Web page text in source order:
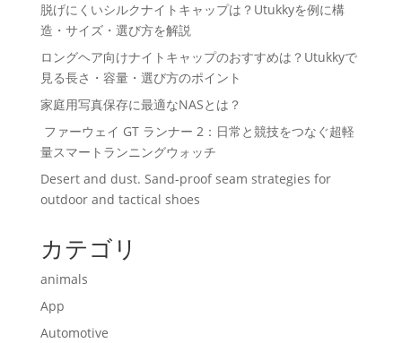
脱げにくいシルクナイトキャップは？Utukkyを例に構
造・サイズ・選び方を解説
ロングヘア向けナイトキャップのおすすめは？Utukkyで
見る長さ・容量・選び方のポイント
家庭用写真保存に最適なNASとは？
ファーウェイ GT ランナー 2：日常と競技をつなぐ超軽
量スマートランニングウォッチ
Desert and dust. Sand-proof seam strategies for
outdoor and tactical shoes
カテゴリ
animals
App
Automotive